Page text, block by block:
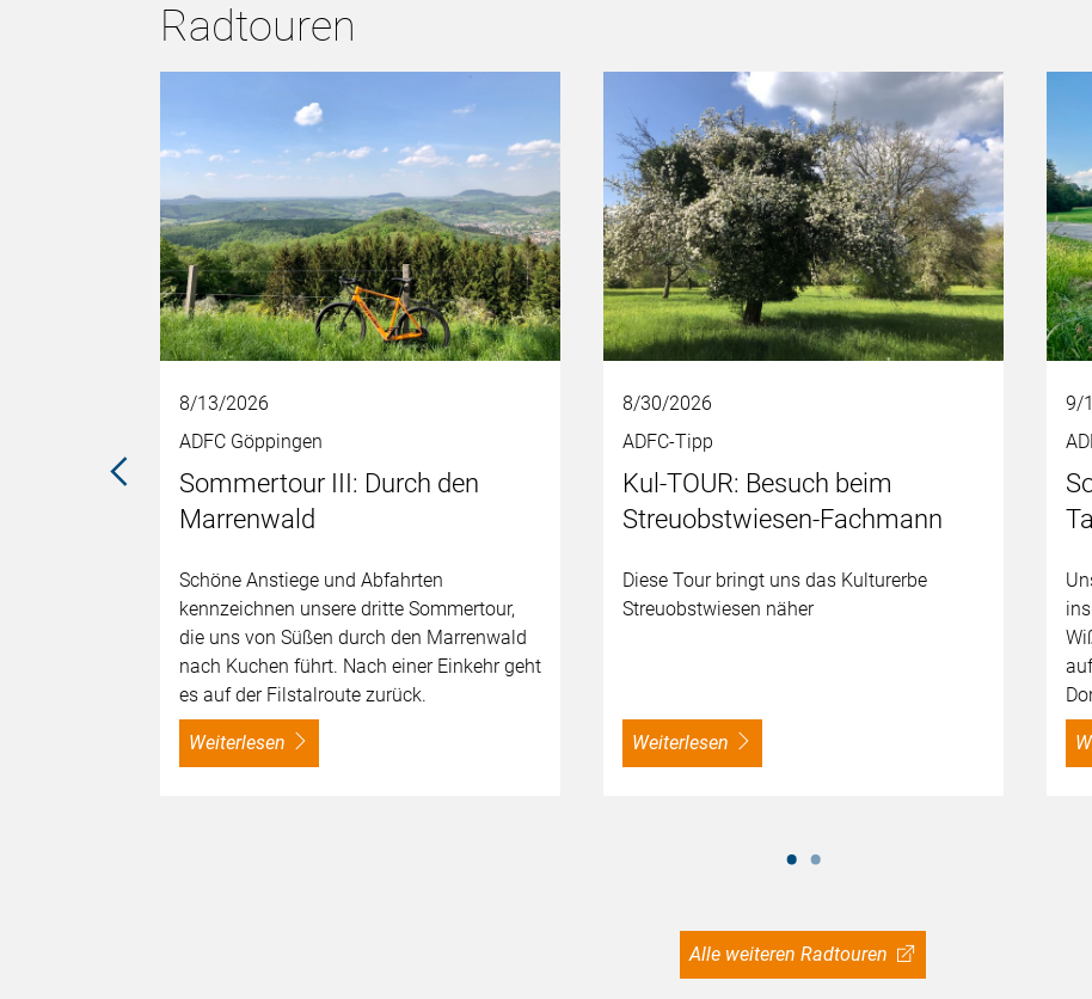
Radtouren
8/13/2026
ADFC Göppingen
Sommertour III: Durch den
Marrenwald
Schöne Anstiege und Abfahrten
kennzeichnen unsere dritte Sommertour,
die uns von Süßen durch den Marrenwald
nach Kuchen führt. Nach einer Einkehr geht
es auf der Filstalroute zurück.
weiterlesen
8/30/2026
ADFC-Tipp
Kul-TOUR: Besuch beim
Streuobstwiesen-Fachmann
Diese Tour bringt uns das Kulturerbe
Streuobstwiesen näher
weiterlesen
9/
Alle weiteren Radtouren